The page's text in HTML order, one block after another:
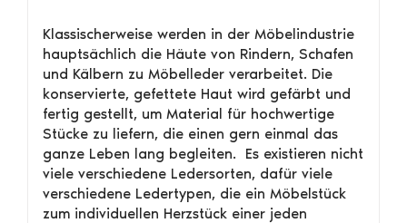
Klassischerweise werden in der Möbelindustrie
hauptsächlich die Häute von Rindern, Schafen
und Kälbern zu Möbelleder verarbeitet. Die
konservierte, gefettete Haut wird gefärbt und
fertig gestellt, um Material für hochwertige
Stücke zu liefern, die einen gern einmal das
ganze Leben lang begleiten. Es existieren nicht
viele verschiedene Ledersorten, dafür viele
verschiedene Ledertypen, die ein Möbelstück
zum individuellen Herzstück einer jeden